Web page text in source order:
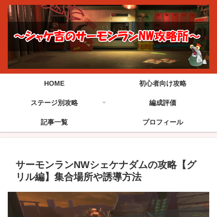
HOME 初心者向け攻略
ステージ別攻略 編成評価
記事一覧 プロフィール
サーモンランNWシェケナダムの攻略【グ
リル編】集合場所や誘導方法